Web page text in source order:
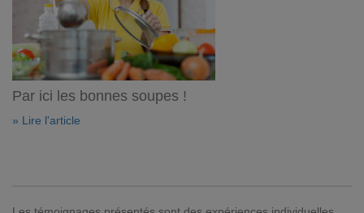
Par ici les bonnes soupes !
» Lire l'article